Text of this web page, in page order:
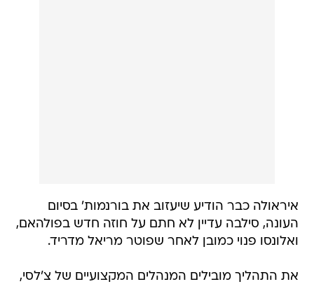
איראולה כבר הודיע שיעזוב את בורנמות' בסיום
העונה, סילבה עדיין לא חתם על חוזה חדש בפולהאם,
ואלונסו פנוי כמובן לאחר שפוטר מריאל מדריד.
את התהליך מובילים המנהלים המקצועיים של צ'לסי,